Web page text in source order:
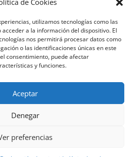
de Cookies
utilizamos tecnologías como las
a la información del dispositivo. El
nos permitirá procesar datos como
o las identificaciones únicas en este
consentimiento, puede afectar
y funciones.
Aceptar
Denegar
preferencias
necesarios para alta
Métodos de pago
de Acción Formativa
de APPCC
bonificada
de imagen
Centros colaboradores
S.L. - CIF B70080106 - Diseño y